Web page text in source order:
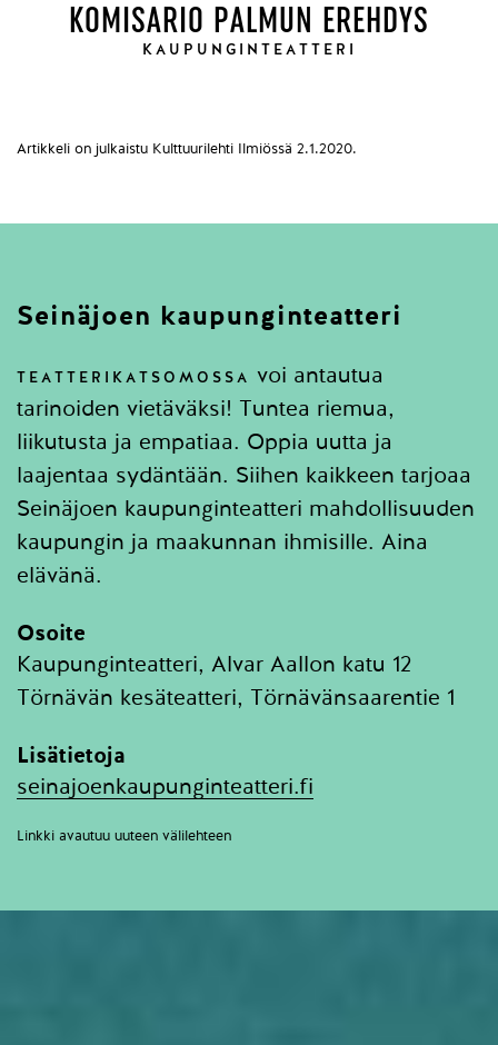
KOMISARIO PALMUN EREHDYS
KAUPUNGINTEATTERI
Artikkeli on julkaistu Kulttuurilehti Ilmiössä 2.1.2020.
Seinäjoen kaupunginteatteri
TEATTERIKATSOMOSSA
voi antautua
tarinoiden vietäväksi! Tuntea riemua,
liikutusta ja empatiaa. Oppia uutta ja
laajentaa sydäntään. Siihen kaikkeen tarjoaa
Seinäjoen kaupunginteatteri mahdollisuuden
kaupungin ja maakunnan ihmisille. Aina
elävänä.
Osoite
Kaupunginteatteri, Alvar Aallon katu 12
Törnävän kesäteatteri, Törnävänsaarentie 1
Lisätietoja
seinajoenkaupunginteatteri.fi
Linkki avautuu uuteen välilehteen